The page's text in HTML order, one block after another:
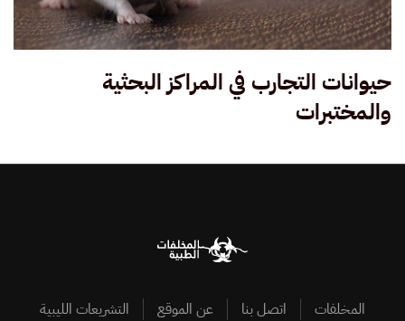
حيوانات التجارب في المراكز البحثية
والمختبرات
المخلفات اتصل بنا عن الموقع التشريعات الليبية